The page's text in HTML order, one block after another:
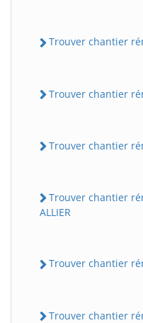
Trouver chantier
Trouver chantier
Trouver chantier
Trouver chantier
ALLIER
Trouver chantier
Trouver chantier